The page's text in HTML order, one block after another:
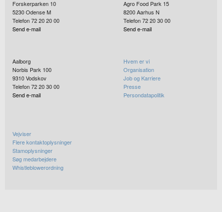
Forskerparken 10
5230Odense M
Telefon 72 20 20 00
Send e-mail
Agro Food Park 15
8200Aarhus N
Telefon 72 20 30 00
Send e-mail
Aalborg
Norbis Park 100
9310Vodskov
Telefon 72 20 30 00
Send e-mail
Hvem er vi
Organisation
Job og Karriere
Presse
Persondatapolitik
Vejviser
Flere kontaktoplysninger
Stamoplysninger
Søg medarbejdere
Whistleblowerordning